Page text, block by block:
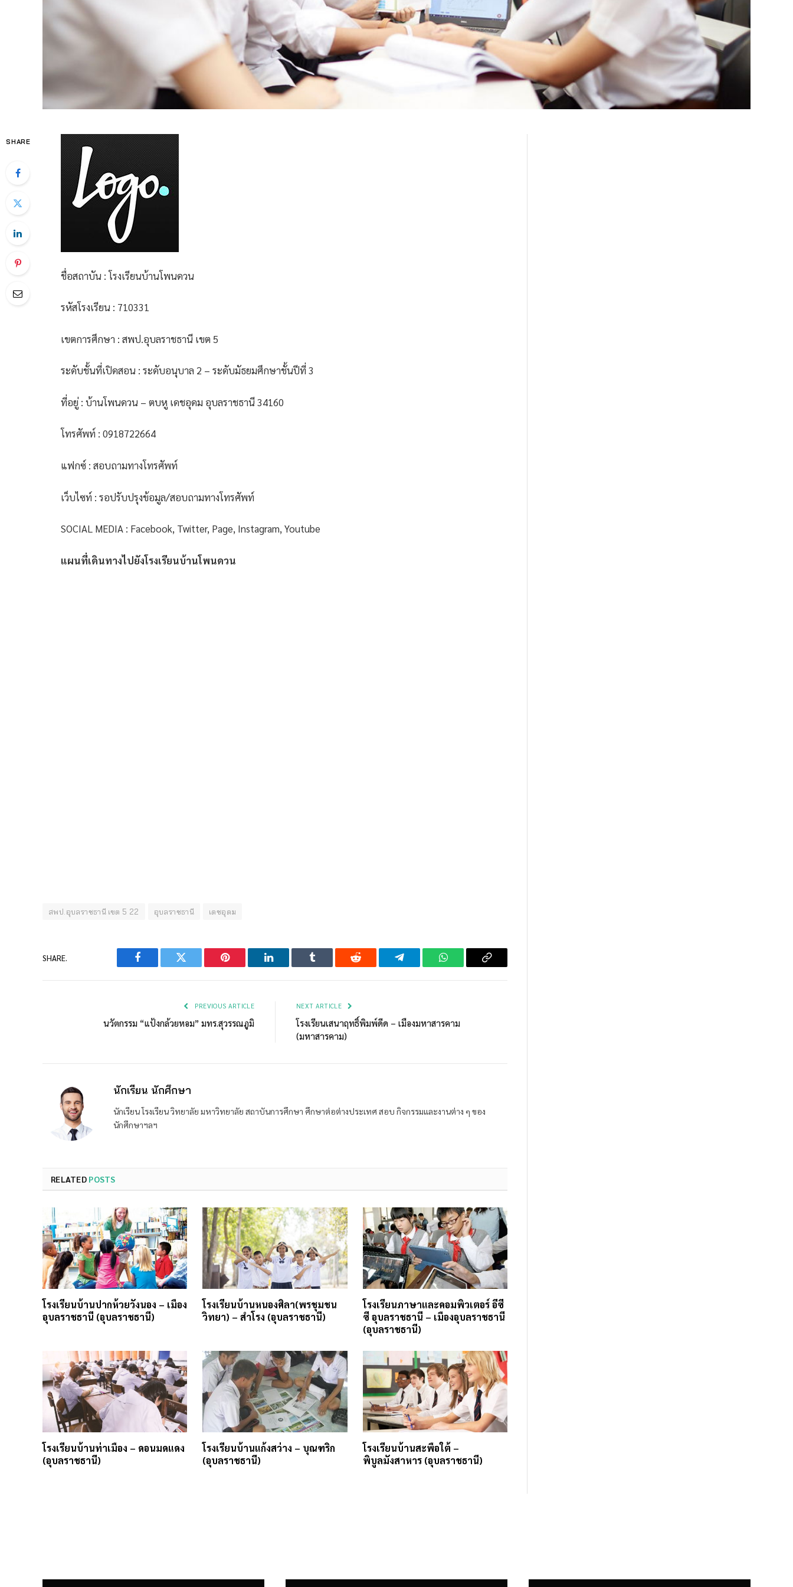
SHARE
ชื่อสถาบัน : โรงเรียนบ้านโพนดวน
รหัสโรงเรียน : 710331
เขตการศึกษา : สพป.อุบลราชธานี เขต 5
ระดับชั้นที่เปิดสอน : ระดับอนุบาล 2 – ระดับมัธยมศึกษาชั้นปีที่ 3
ที่อยู่ : บ้านโพนดวน – ตบหู เดชอุดม อุบลราชธานี 34160
โทรศัพท์ : 0918722664
แฟกซ์ : สอบถามทางโทรศัพท์
เว็บไซท์ : รอปรับปรุงข้อมูล/สอบถามทางโทรศัพท์
SOCIAL MEDIA : Facebook, Twitter, Page, Instagram, Youtube
แผนที่เดินทางไปยังโรงเรียนบ้านโพนดวน
สพป.อุบลราชธานี เขต 5 22 อุบลราชธานี เดชอุดม
SHARE.
Facebook Twitter Pinterest LinkedIn Tumblr Reddit Telegram WhatsAppCopy
PREVIOUS ARTICLE
นวัตกรรม “แป้งกล้วยหอม” มทร.สุวรรณภูมิ
NEXT ARTICLE
โรงเรียนเสนาฤทธิ์พิมพ์ดีด – เมืองมหาสารคาม
(มหาสารคาม)
นักเรียน นักศึกษา
นักเรียน โรงเรียน วิทยาลัย มหาวิทยาลัย สถาบันการศึกษา ศึกษาต่อต่างประเทศ สอบ กิจกรรมและงานต่าง ๆ ของ
นักศึกษาฯลฯ
RELATED POSTS
โรงเรียนบ้านปากห้วยวังนอง – เมือง
อุบลราชธานี (อุบลราชธานี)
โรงเรียนบ้านหนองศิลา(พรชุมชน
วิทยา) – สำโรง (อุบลราชธานี)
โรงเรียนภาษาและคอมพิวเตอร์ อีซี
ซี อุบลราชธานี – เมืองอุบลราชธานี
(อุบลราชธานี)
โรงเรียนบ้านท่าเมือง – ดอนมดแดง
(อุบลราชธานี)
โรงเรียนบ้านแก้งสว่าง – บุณฑริก
(อุบลราชธานี)
โรงเรียนบ้านสะพือใต้ –
พิบูลมังสาหาร (อุบลราชธานี)